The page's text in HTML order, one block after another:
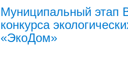
Муниципальный этап
конкурса
«ЭкоДом»